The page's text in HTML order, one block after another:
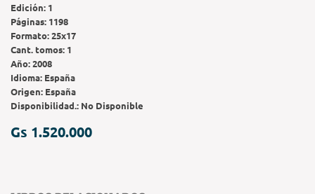
Edición: 1
Páginas: 1198
Formato:25x17
Cant. tomos: 1
Año:2008
Idioma: España
Origen: España
Disponibilidad.: No Disponible
Gs 1.520.000